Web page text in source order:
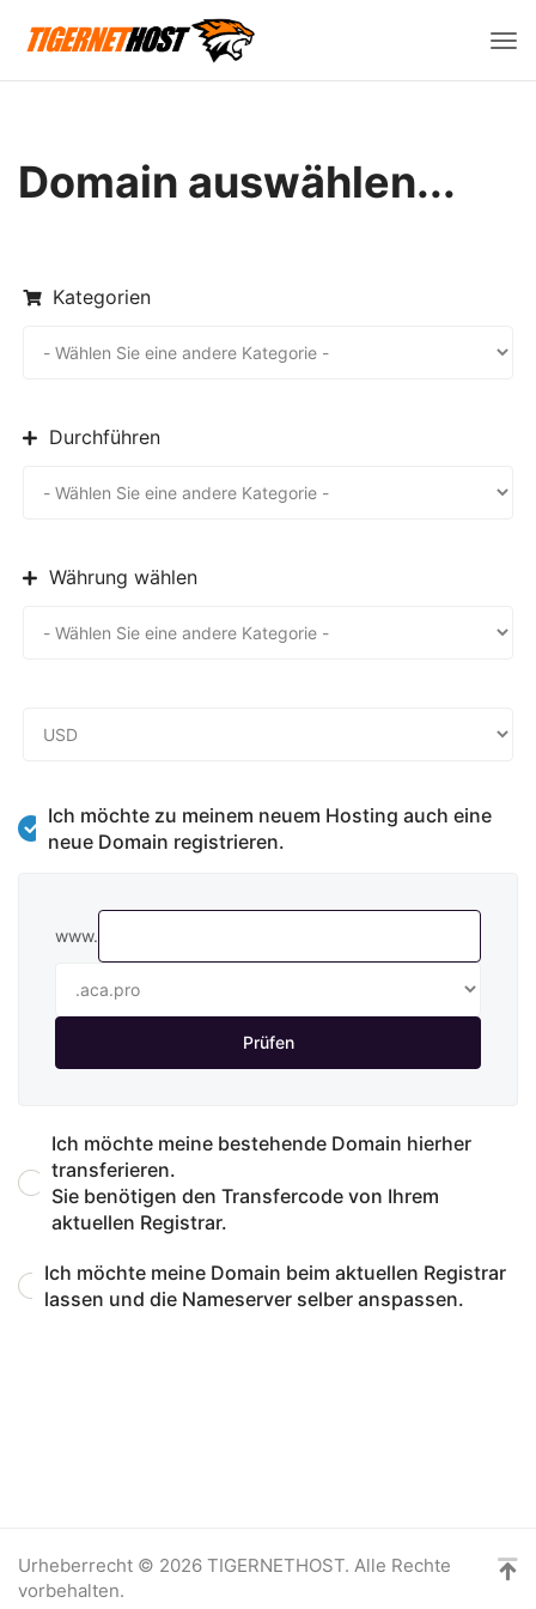
Domain auswählen...
Kategorien
Durchführen
Währung wählen
Ich möchte zu meinem neuem Hosting auch eine
neue Domain registrieren.
www.
Prüfen
Ich möchte meine bestehende Domain hierher
transferieren.
Sie benötigen den Transfercode von Ihrem
aktuellen Registrar.
Ich möchte meine Domain beim aktuellen Registrar
lassen und die Nameserver selber anspassen.
Urheberrecht © 2026 TIGERNETHOST. Alle Rechte
vorbehalten.